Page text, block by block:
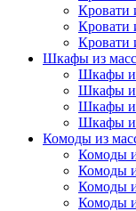
Кровати
Кровати
Кровати
Шкафы из
Шкафы
Шкафы
Шкафы
Шкафы
Комоды из
Комоды
Комоды
Комоды
Комоды